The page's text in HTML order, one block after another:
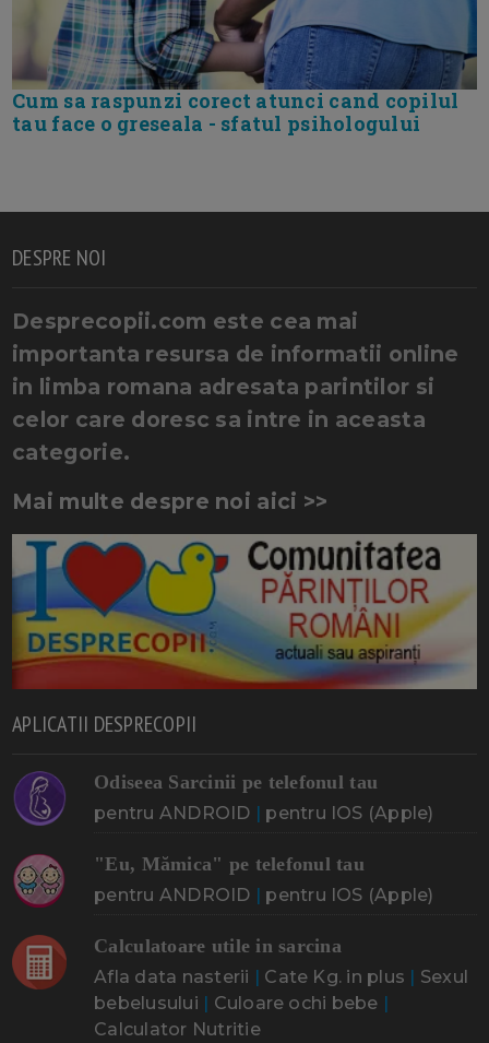
Cum sa raspunzi corect atunci cand copilul
tau face o greseala - sfatul psihologului
DESPRE NOI
Desprecopii.com este cea mai
importanta resursa de informatii online
in limba romana adresata parintilor si
celor care doresc sa intre in aceasta
categorie.
Mai multe despre noi aici >>
APLICATII DESPRECOPII
Odiseea Sarcinii pe telefonul tau
pentru ANDROID | pentru IOS (Apple)
"Eu, Mămica" pe telefonul tau
pentru ANDROID | pentru IOS (Apple)
Calculatoare utile in sarcina
Afla data nasterii | Cate Kg. in plus | Sexul
bebelusului | Culoare ochi bebe |
Calculator Nutritie